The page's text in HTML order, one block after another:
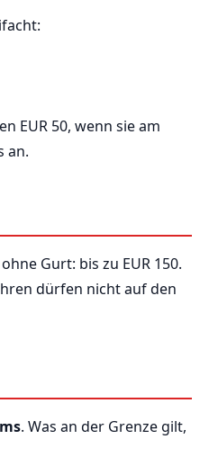
EUR 50, wenn sie am
an.
Gurt: bis zu EUR 150.
dürfen nicht auf den
. Was an der Grenze gilt,